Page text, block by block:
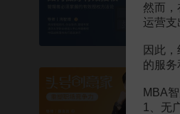
然而
运营支
因此
的服
MBA
1、无